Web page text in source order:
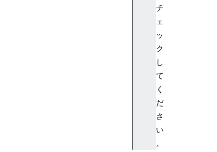
チ
ェ
ッ
ク
し
て
く
だ
さ
い
。